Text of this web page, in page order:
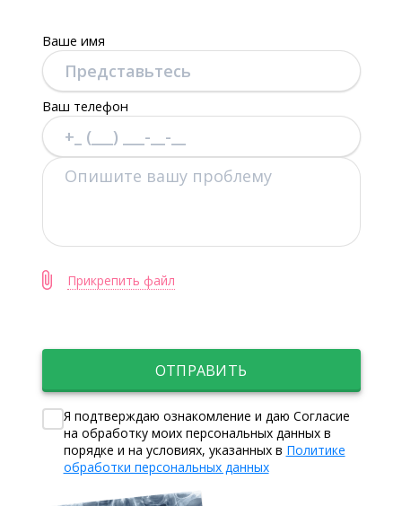
Ваше имя
Ваш телефон
Прикрепить файл
ОТПРАВИТЬ
Я подтверждаю ознакомление и даю Согласие
на обработку моих персональных данных в
порядке и на условиях, указанных в Политике
обработки персональных данных